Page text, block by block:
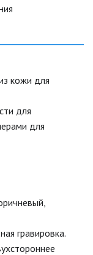
кожи для
для
для
гравировка.